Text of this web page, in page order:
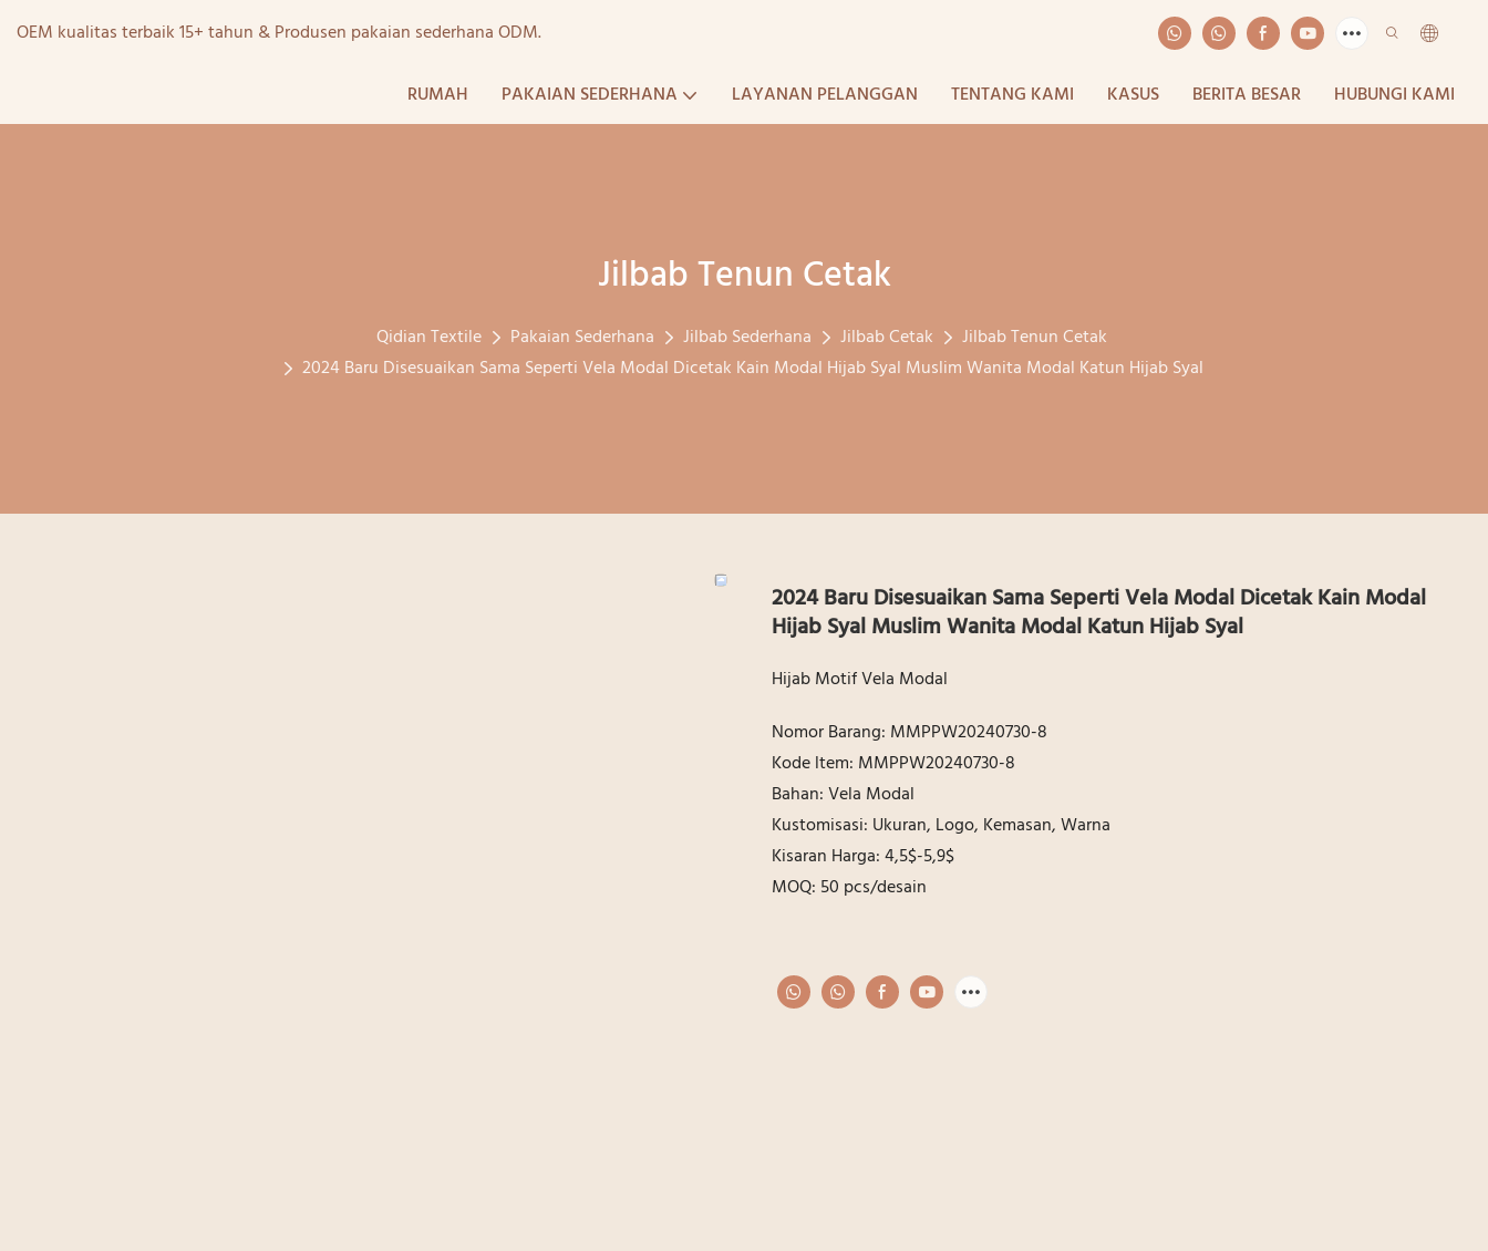
OEM kualitas terbaik 15+ tahun & Produsen pakaian sederhana ODM.
RUMAH PAKAIAN SEDERHANA LAYANAN PELANGGAN TENTANG KAMI KASUS BERITA BESAR HUBUNGI KAMI
Jilbab Tenun Cetak
Qidian Textile Pakaian Sederhana Jilbab Sederhana Jilbab Cetak
Jilbab Tenun Cetak
2024 Baru Disesuaikan Sama Seperti Vela Modal Dicetak Kain Modal Hijab Syal Muslim Wanita Modal Katun Hijab Syal
2024 Baru Disesuaikan Sama Seperti Vela Modal Dicetak Kain Modal
Hijab Syal Muslim Wanita Modal Katun Hijab Syal
Hijab Motif Vela Modal
Nomor Barang: MMPPW20240730-8
Kode ltem: MMPPW20240730-8
Bahan: Vela Modal
Kustomisasi: Ukuran, Logo, Kemasan, Warna
Kisaran Harga: 4,5$-5,9$
MOQ: 50 pcs/desain